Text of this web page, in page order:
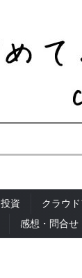
投資 クラウ
感想・問合せ